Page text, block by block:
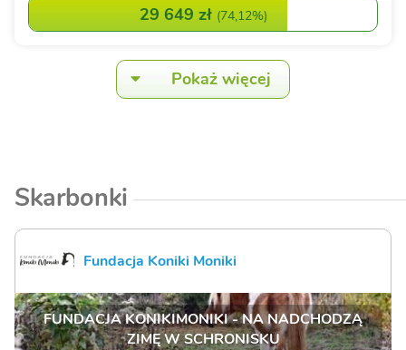
29 649 zł (74,12%)
Pokaż więcej
Skarbonki
Fundacja Koniki Moniki
FUNDACJA KONIKIMONIKI - NA NADCHODZĄ
ZIMĘ W SCHRONISKU